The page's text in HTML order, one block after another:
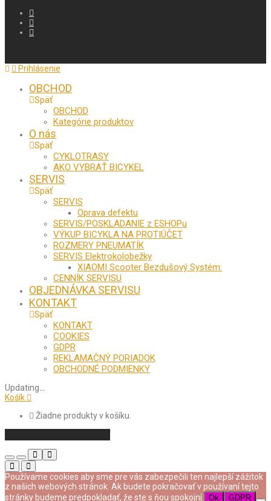
Prihlásenie
OBCHOD
Späť
OBCHOD
Kategórie produktov
O nás
Späť
CYKLOTRASY
AKO VYBRAŤ BICYKEL
SERVIS
Späť
SERVIS
Oprava defektu
SERVIS/POSKLADANIE z ESHOPu
VÝKUP BICYKLA NA PROTIÚČET
ROZMERY PNEUMATÍK
SERVIS Elektrokolobežky
XIAOMI Scooter Bezdušový Systém:
CENNÍK SERVISU
OBJEDNÁVKA SERVISU
KONTAKT
Späť
KONTAKT
COOKIES
GDPR
REKLAMAČNÝ PORIADOK
OBCHODNÉ PODMIENKY
Updating…
Košík
Žiadne produkty v košíku.
Používame cookies aby sme pre vás zabezpečili ten najlepší zážitok
z našich webových stránok. Ak budete pokračovať v používaní tejto
stránky budeme predpokladať, že ste s ňou spokojní.
Ok GDPR